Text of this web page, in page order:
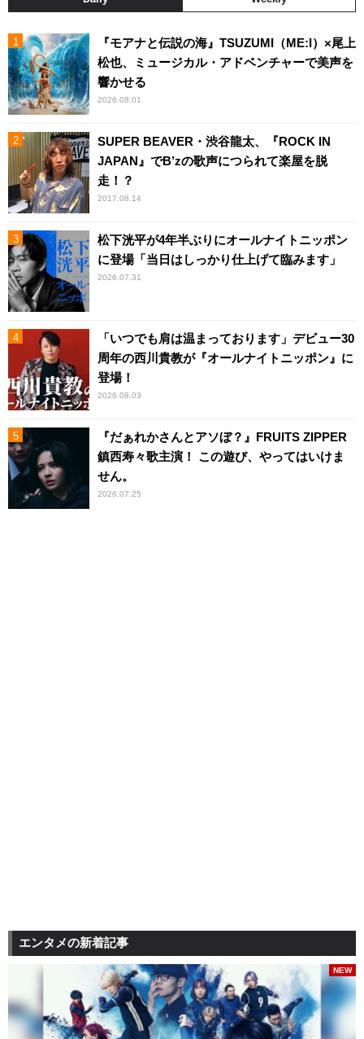
『モアナと伝説の海』TSUZUMI（ME:I）×尾上
松也、ミュージカル・アドベンチャーで美声を
響かせる
2026.08.01
SUPER BEAVER・渋谷龍太、『ROCK IN
JAPAN』でB’zの歌声につられて楽屋を脱
走！？
2017.08.14
松下洸平が4年半ぶりにオールナイトニッポン
に登場「当日はしっかり仕上げて臨みます」
2026.07.31
「いつでも肩は温まっております」デビュー30
周年の西川貴教が『オールナイトニッポン』に
登場！
2026.08.03
『だぁれかさんとアソぼ？』FRUITS ZIPPER
鎮西寿々歌主演！ この遊び、やってはいけま
せん。
2026.07.25
エンタメの新着記事
NEW